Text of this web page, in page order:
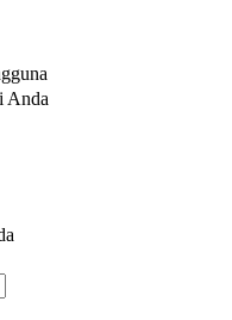
Anda